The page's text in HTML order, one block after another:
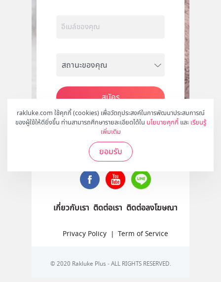
rakluke.com ใช้คุกกี้ (cookies) เพื่อวัตถุประสงค์ในการพัฒนาประสบการณ์
ของผู้ใช้ให้ดียิ่งขึ้น ท่านสามารถศึกษารายละเอียดได้ใน นโยบายคุกกี้ และ เรียนรู้
เพิ่มเติม
ยอมรับ
สมัคร
ติดตามเราได้ที่
เกี่ยวกับเรา ติดต่อเรา ติดต่อลงโฆษณา
Privacy Policy | Term of Service
© 2020 Rakluke Plus - ALL RIGHTS RESERVED.